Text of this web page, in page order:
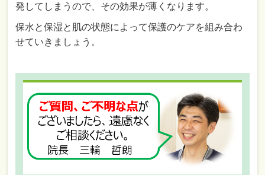
発してしまうので、その効果が薄くなります。
保水と保湿と肌の状態によって保護のケアを組み合わ
せていきましょう。